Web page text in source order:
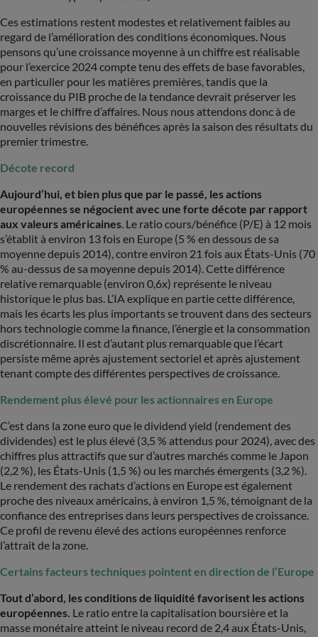
Ces estimations restent modestes et relativement faibles au
regard de l’amélioration des conditions économiques. Nous
pensons qu’une croissance moyenne à un chiffre est réalisable
pour l’exercice 2024 compte tenu des effets de base favorables,
en particulier pour les matières premières, tandis que la
croissance du PIB proche de la tendance devrait préserver les
marges et le chiffre d’affaires. Nous nous attendons donc à de
nouvelles révisions des bénéfices après la saison des résultats du
premier trimestre.
Décote record
Aujourd’hui, et bien plus que par le passé, les actions
européennes se négocient avec une forte décote par rapport
aux valeurs américaines. Le ratio cours/bénéfice (P/E) à 12 mois
s’établit à environ 13 fois en Europe (5 % en dessous de sa
moyenne depuis 2014), contre environ 21 fois aux États-Unis (70
% au-dessus de sa moyenne depuis 2014). Cette différence
relative remarquable (environ 0,6x) représente le niveau
historique le plus bas. L’IA explique en partie cette différence,
mais les écarts les plus importants se trouvent dans des secteurs
hors technologie comme la finance, l’énergie et la consommation
discrétionnaire. Il est d’autant plus remarquable que l’écart
persiste même après ajustement sectoriel et après ajustement
tenant compte des différentes perspectives de croissance.
Rendement plus élevé pour les actionnaires en Europe
C’est dans la zone euro que le dividend yield (rendement des
dividendes) est le plus élevé (3,5 % attendus pour 2024), avec des
chiffres plus attractifs que sur d’autres marchés comme le Japon
(2,2 %), les États-Unis (1,5 %) ou les marchés émergents (3,2 %).
Le rendement des rachats d’actions en Europe est également
proche des niveaux américains, à environ 1,5 %, témoignant de la
confiance des entreprises dans leurs perspectives de croissance.
Ce profil de revenu élevé des actions européennes renforce
l’attrait de la zone.
Certains facteurs techniques pointent en direction de l’Europe
Tout d’abord, les conditions de liquidité favorisent les actions
européennes. Le ratio entre la capitalisation boursière et la
masse monétaire atteint le niveau record de 2,4 aux États-Unis,